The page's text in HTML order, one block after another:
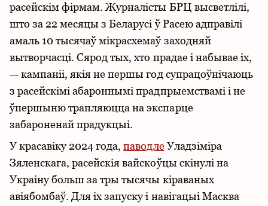
расейскім фірмам. Журналісты БРЦ высветлілі,
што за 22 месяцы з Беларусі ў Расею адправілі
амаль 10 тысячаў мікрасхемаў заходняй
вытворчасці. Сярод тых, хто прадае і набывае іх,
— кампаніі, якія не першы год супрацоўнічаюць
з расейскімі абароннымі прадпрыемствамі і не
ўпершыню трапляюцца на экспарце
забароненай прадукцыі.
У красавіку 2024 года,паводлеУладзіміра
Зяленскага, расейскія вайскоўцы скінулі на
Украіну больш за тры тысячы кіраваных
авіябомбаў. Для іх запуску і навігацыі Масква